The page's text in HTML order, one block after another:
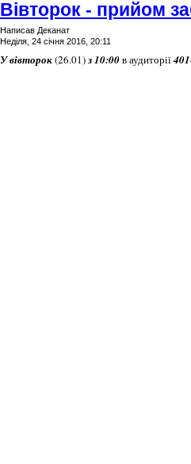
Вівторок - прийом
Написав Деканат
Неділя, 24 січня 2016, 20:11
У вівторок(26.01)з 10:00в аудиторії